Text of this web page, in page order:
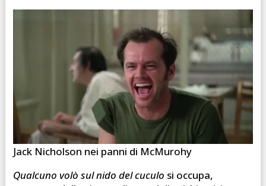
Jack Nicholson nei panni di McMurohy
Qualcuno volò sul nido del cuculo si occupa,